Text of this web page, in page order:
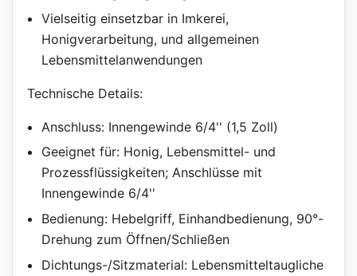
Vielseitig einsetzbar in Imkerei,
Honigverarbeitung, und allgemeinen
Lebensmittelanwendungen
Technische Details:
Anschluss: Innengewinde 6/4'' (1,5 Zoll)
Geeignet für: Honig, Lebensmittel- und
Prozessflüssigkeiten; Anschlüsse mit
Innengewinde 6/4''
Bedienung: Hebelgriff, Einhandbedienung, 90°-
Drehung zum Öffnen/Schließen
Dichtungs-/Sitzmaterial: Lebensmitteltaugliche